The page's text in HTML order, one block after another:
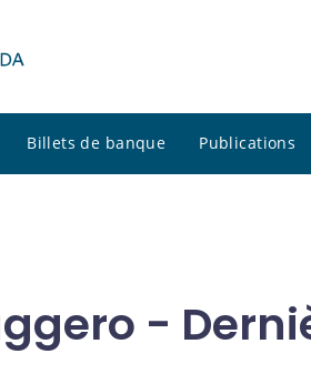
Billets de banque Publications
-